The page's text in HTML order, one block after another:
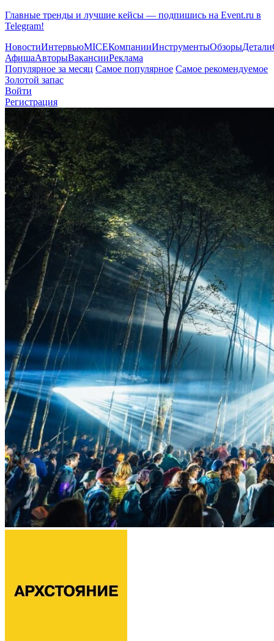
Главные тренды и лучшие кейсы — подпишись на Event.ru в
Telegram!
НовостиИнтервьюMICEКомпанииИнструментыОбзорыДетали
АфишаАвторыВакансииРеклама
Популярное за месяц Самое популярное Самое рекомендуемое
Золотой запас
Войти
Регистрация